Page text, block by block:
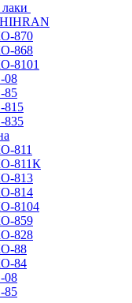
870
868
8101
08
85
815
835
811
811К
813
814
8104
859
828
88
84
08
85